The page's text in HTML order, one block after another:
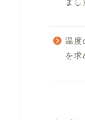
まし
温度
を求